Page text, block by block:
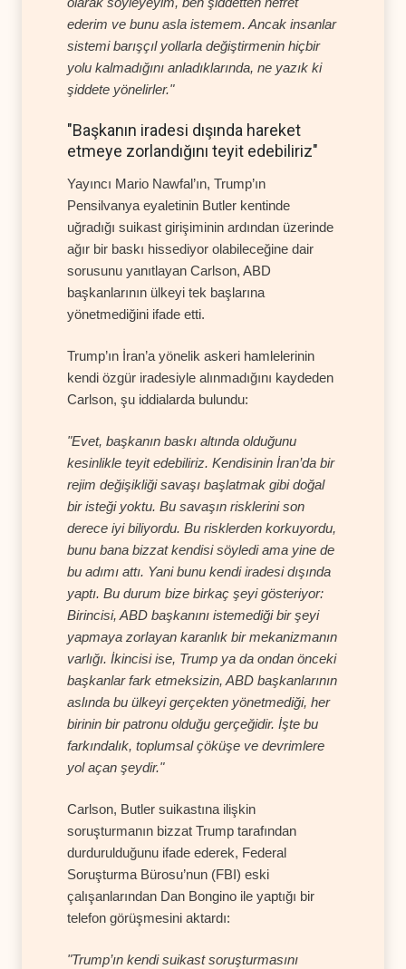
ederim ve bunu asla istemem. Ancak insanlar
sistemi barışçıl yollarla değiştirmenin hiçbir
yolu kalmadığını anladıklarında, ne yazık ki
şiddete yönelirler."
"Başkanın iradesi dışında hareket
etmeye zorlandığını teyit edebiliriz"
Yayıncı Mario Nawfal’ın, Trump’ın
Pensilvanya eyaletinin Butler kentinde
uğradığı suikast girişiminin ardından üzerinde
ağır bir baskı hissediyor olabileceğine dair
sorusunu yanıtlayan Carlson, ABD
başkanlarının ülkeyi tek başlarına
yönetmediğini ifade etti.
Trump’ın İran’a yönelik askeri hamlelerinin
kendi özgür iradesiyle alınmadığını kaydeden
Carlson, şu iddialarda bulundu:
"Evet, başkanın baskı altında olduğunu
kesinlikle teyit edebiliriz. Kendisinin İran’da bir
rejim değişikliği savaşı başlatmak gibi doğal
bir isteği yoktu. Bu savaşın risklerini son
derece iyi biliyordu. Bu risklerden korkuyordu,
bunu bana bizzat kendisi söyledi ama yine de
bu adımı attı. Yani bunu kendi iradesi dışında
yaptı. Bu durum bize birkaç şeyi gösteriyor:
Birincisi, ABD başkanını istemediği bir şeyi
yapmaya zorlayan karanlık bir mekanizmanın
varlığı. İkincisi ise, Trump ya da ondan önceki
başkanlar fark etmeksizin, ABD başkanlarının
aslında bu ülkeyi gerçekten yönetmediği, her
birinin bir patronu olduğu gerçeğidir. İşte bu
farkındalık, toplumsal çöküşe ve devrimlere
yol açan şeydir."
Carlson, Butler suikastına ilişkin
soruşturmanın bizzat Trump tarafından
durdurulduğunu ifade ederek, Federal
Soruşturma Bürosu’nun (FBI) eski
çalışanlarından Dan Bongino ile yaptığı bir
telefon görüşmesini aktardı:
"Trump’ın kendi suikast soruşturmasını